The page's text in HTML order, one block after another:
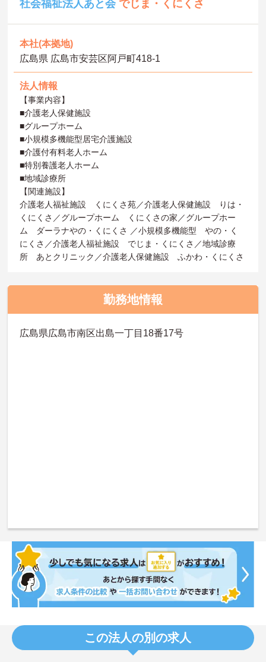
社会福祉法人あと会 でじま・くにくさ
本社(本拠地)
広島県 広島市安芸区阿戸町418-1
法人情報
【事業内容】
■介護老人保健施設
■グループホーム
■小規模多機能型居宅介護施設
■介護付有料老人ホーム
■特別養護老人ホーム
■地域診療所
【関連施設】
介護老人福祉施設 くにくさ苑／介護老人保健施設 りは・
くにくさ／グループホーム くにくさの家／グループホー
ム ダーラナやの・くにくさ ／小規模多機能型 やの・く
にくさ／介護老人福祉施設 でじま・くにくさ／地域診療
所 あとクリニック／介護老人保健施設 ふかわ・くにくさ
勤務地情報
広島県広島市南区出島一丁目18番17号
この法人の別の求人